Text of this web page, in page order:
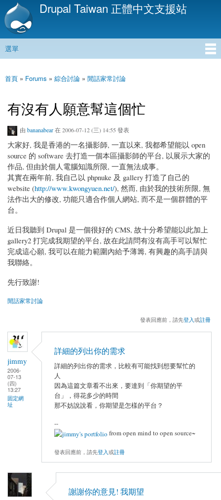
移
內
Drupal Taiwan 正體中文支援站
主選單
選單
您在這裡
首頁 » Forums » 綜合討論 » 閒話家常討論
有沒有人願意幫這個忙
由 bananabear在 2006-07-12 (三) 14:55 發表
大家好, 我是香港的一名攝影師, 一直以來, 我都希望能以 open
source 的 software 去打造一個本區攝影師的平台, 以展示大家的
作品, 但由於個人電腦知識所限, 一直無法成事。
其實在兩年前, 我自己以 phpnuke 及 gallery 打造了自己的
website (http://www.kwongyuen.net/), 然而, 由於我的技術所限, 無
法作出大的修改, 功能只適合作個人網站, 而不是一個群體的平
台。
近日我聽到 Drupal 是一個很好的 CMS, 故十分希望能以此加上
gallery2 打完成我期望的平台, 故在此請問有沒有高手可以幫忙
完成這心願, 我可以在能力範圍內給予薄籌, 有興趣的高手請與
我聯絡。
先行致謝!
閒話家常討論
發表回應前，請先登入或註冊
jimmy
2006-
07-13
(四)
13:27
固定網
址
詳細的列出你的需求
詳細的列出你的需求，比較有可能找到想要幫忙的
人
因為這篇文章看不出來，要達到「你期望的平
台」，得花多少的時間
那不妨說說看，你期望是怎樣的平台？
--
from open mind to open source~
發表回應前，請先登入或註冊
謝謝你的意見! 我期望